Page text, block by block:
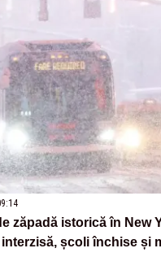
zăpadă istorică în New
școli închise și